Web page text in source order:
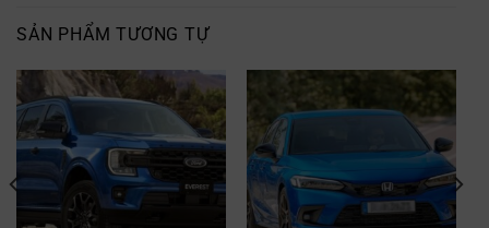
SẢN PHẨM TƯƠNG TỰ